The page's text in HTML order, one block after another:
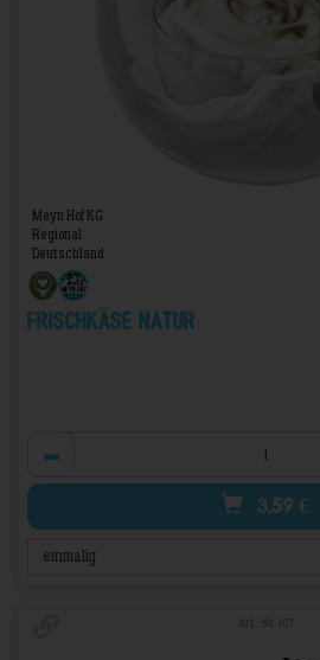
Meyn Hof KG
Regional
Deutschland
Frischkäse Natur
3,59 €